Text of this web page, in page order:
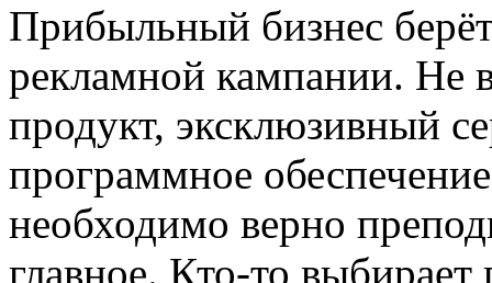
Прибыльный бизнeс
рекламной кампании. Не
продукт, эксклюзивный
программное
необходимо верно
главное. Кто-то